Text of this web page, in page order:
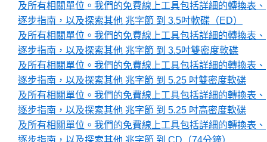
及所有相關單位。我們的免費線上工具包括詳細的轉換表、
逐步指南，以及探索其他 兆字節 到 3.5吋軟碟（ED）
及所有相關單位。我們的免費線上工具包括詳細的轉換表、
逐步指南，以及探索其他 兆字節 到 3.5吋雙密度軟碟
及所有相關單位。我們的免費線上工具包括詳細的轉換表、
逐步指南，以及探索其他 兆字節 到 5.25 吋雙密度軟碟
及所有相關單位。我們的免費線上工具包括詳細的轉換表、
逐步指南，以及探索其他 兆字節 到 5.25 吋高密度軟碟
及所有相關單位。我們的免費線上工具包括詳細的轉換表、